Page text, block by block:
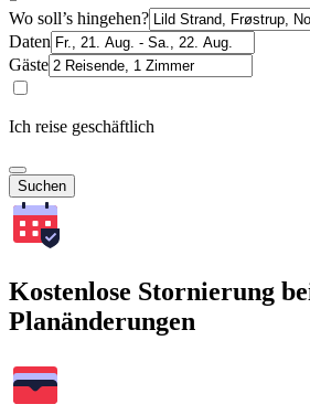
Wo soll’s hingehen?
Daten
Gäste
Ich reise geschäftlich
Suchen
Kostenlose Stornierung
Planänderungen